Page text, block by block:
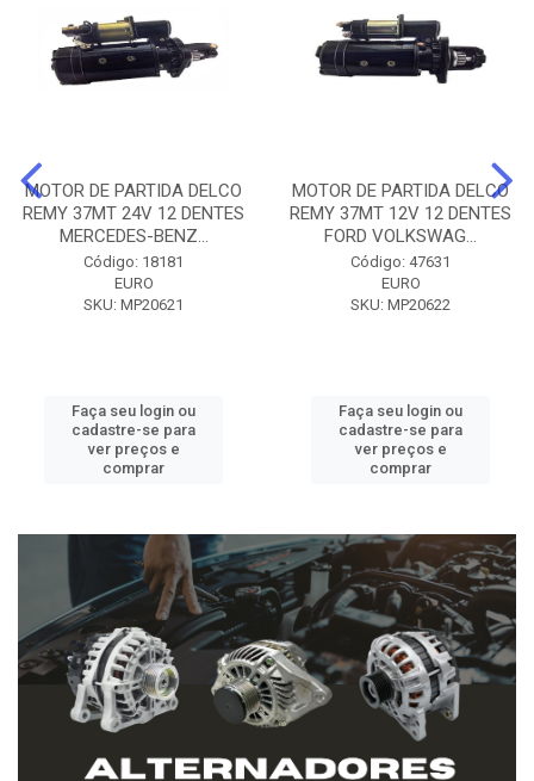
MOTOR DE PARTIDA DELCO
REMY 37MT 24V 12 DENTES
MERCEDES-BENZ...
Código: 18181
EURO
SKU: MP20621
Faça seu login ou
cadastre-se para
ver preços e
comprar
MOTOR DE PARTIDA DELCO
REMY 37MT 12V 12 DENTES
FORD VOLKSWAG...
Código: 47631
EURO
SKU: MP20622
Faça seu login ou
cadastre-se para
ver preços e
comprar